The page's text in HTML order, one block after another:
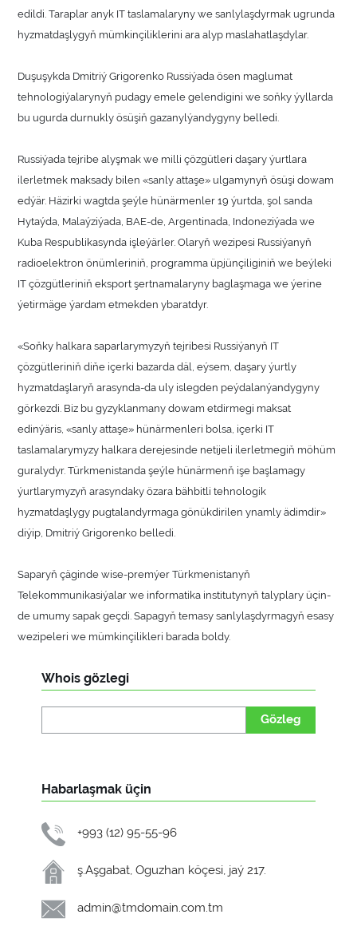
edildi. Taraplar anyk IT taslamalaryny we sanlylaşdyrmak ugrunda
hyzmatdaşlygyň mümkinçiliklerini ara alyp maslahatlaşdylar.
Duşuşykda Dmitriý Grigorenko Russiýada ösen maglumat
tehnologiýalarynyň pudagy emele gelendigini we soňky ýyllarda
bu ugurda durnukly ösüşiň gazanylýandygyny belledi.
Russiýada tejribe alyşmak we milli çözgütleri daşary ýurtlara
ilerletmek maksady bilen «sanly attaşe» ulgamynyň ösüşi dowam
edýär. Häzirki wagtda şeýle hünärmenler 19 ýurtda, şol sanda
Hytaýda, Malaýziýada, BAE-de, Argentinada, Indoneziýada we
Kuba Respublikasynda işleýärler. Olaryň wezipesi Russiýanyň
radioelektron önümleriniň, programma üpjünçiliginiň we beýleki
IT çözgütleriniň eksport şertnamalaryny baglaşmaga we ýerine
ýetirmäge ýardam etmekden ybaratdyr.
«Soňky halkara saparlarymyzyň tejribesi Russiýanyň IT
çözgütleriniň diňe içerki bazarda däl, eýsem, daşary ýurtly
hyzmatdaşlaryň arasynda-da uly islegden peýdalanýandygyny
görkezdi. Biz bu gyzyklanmany dowam etdirmegi maksat
edinýäris, «sanly attaşe» hünärmenleri bolsa, içerki IT
taslamalarymyzy halkara derejesinde netijeli ilerletmegiň möhüm
guralydyr. Türkmenistanda şeýle hünärmenň işe başlamagy
ýurtlarymyzyň arasyndaky özara bähbitli tehnologik
hyzmatdaşlygy pugtalandyrmaga gönükdirilen ynamly ädimdir»
diýip, Dmitriý Grigorenko belledi.
Saparyň çäginde wise-premýer Türkmenistanyň
Telekommunikasiýalar we informatika institutynyň talyplary üçin-
de umumy sapak geçdi. Sapagyň temasy sanlylaşdyrmagyň esasy
wezipeleri we mümkinçilikleri barada boldy.
Whois gözlegi
Gözleg
Habarlaşmak üçin
+993 (12) 95-55-96
ş.Aşgabat, Oguzhan köçesi, jaý 217.
admin@tmdomain.com.tm